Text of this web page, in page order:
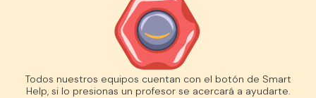
Todos nuestros equipos cuentan con el botón de Smart
Help, si lo presionas un profesor se acercará a ayudarte.